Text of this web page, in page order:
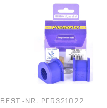
BEST.-NR. PFR321022